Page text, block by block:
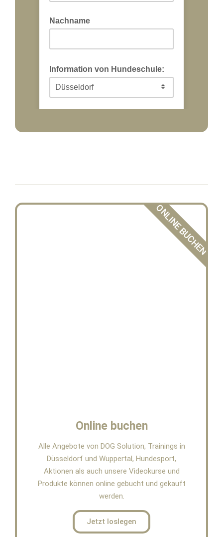
Online buchen
Alle Angebote von DOG Solution, Trainings in
Düsseldorf und Wuppertal, Hundesport,
Aktionen als auch unsere Videokurse und
Produkte können online gebucht und gekauft
werden.
Jetzt loslegen
ONLINE BUCHEN